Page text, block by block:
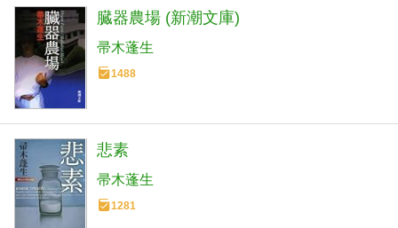
臓器農場 (新潮文庫)
帚木蓬生
1488
悲素
帚木蓬生
1281